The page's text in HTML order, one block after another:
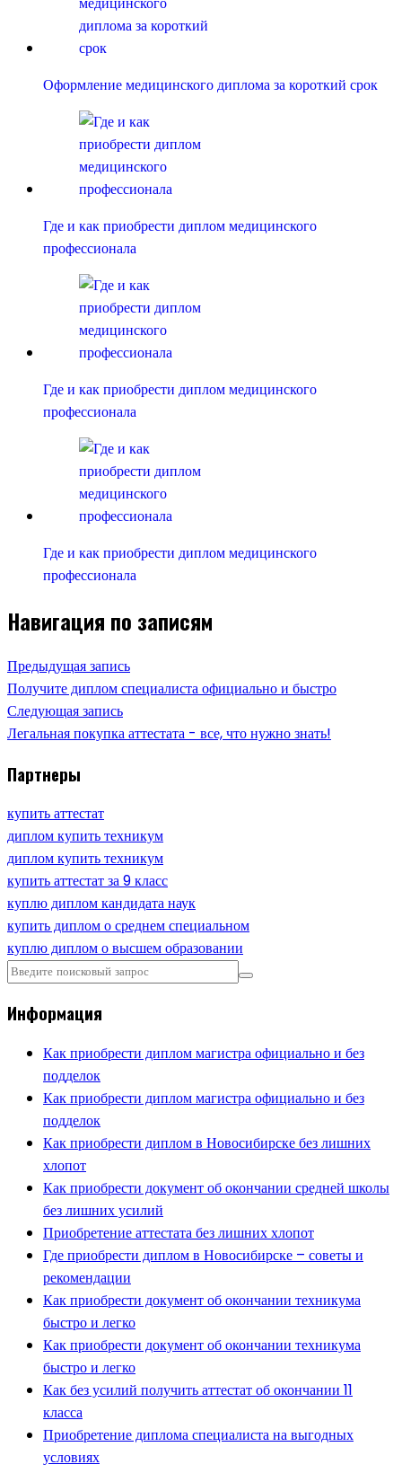
Оформление медицинского диплома за короткий срок
Где и как приобрести диплом медицинского
профессионала
Где и как приобрести диплом медицинского
профессионала
Где и как приобрести диплом медицинского
профессионала
Навигация по записям
Предыдущая запись
Получите диплом специалиста официально и быстро
Следующая запись
Легальная покупка аттестата - все, что нужно знать!
Партнеры
купить аттестат
диплом купить техникум
диплом купить техникум
купить аттестат за 9 класс
куплю диплом кандидата наук
купить диплом о среднем специальном
куплю диплом о высшем образовании
Информация
Как приобрести диплом магистра официально и без
подделок
Как приобрести диплом магистра официально и без
подделок
Как приобрести диплом в Новосибирске без лишних
хлопот
Как приобрести документ об окончании средней школы
без лишних усилий
Приобретение аттестата без лишних хлопот
Где приобрести диплом в Новосибирске – советы и
рекомендации
Как приобрести документ об окончании техникума
быстро и легко
Как приобрести документ об окончании техникума
быстро и легко
Как без усилий получить аттестат об окончании 11
класса
Приобретение диплома специалиста на выгодных
условиях